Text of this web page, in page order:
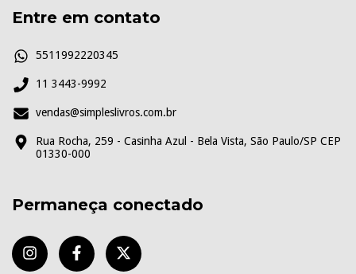
Entre em contato
5511992220345
11 3443-9992
vendas@simpleslivros.com.br
Rua Rocha, 259 - Casinha Azul - Bela Vista, São Paulo/SP CEP
01330-000
Permaneça conectado